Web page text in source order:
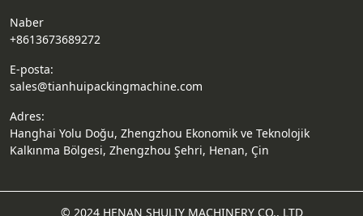
Naber
+8613673689272
E-posta:
sales@tianhuipackingmachine.com
Adres:
Hanghai Yolu Doğu, Zhengzhou Ekonomik ve Teknolojik
Kalkınma Bölgesi, Zhengzhou Şehri, Henan, Çin
© 2024 HENAN SHULIY MACHINERY CO., LTD